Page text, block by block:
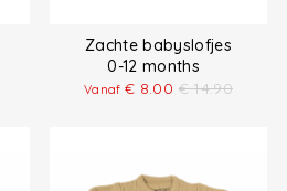
Zachte babyslofjes
0-12 months
Vanaf€ 8.00 € 14.90